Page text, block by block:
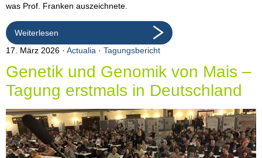
was Prof. Franken auszeichnete.
Weiterlesen
17. März 2026
Actualia · Tagungsbericht
Genetik und Genomik von Mais –
Tagung erstmals in Deutschland